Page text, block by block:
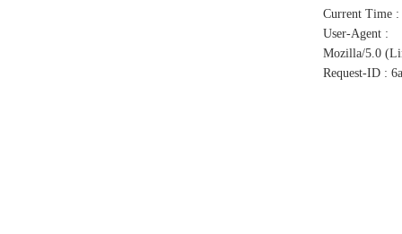
Current Time :
User-Agent :
Mozilla/5.0
Request-ID :